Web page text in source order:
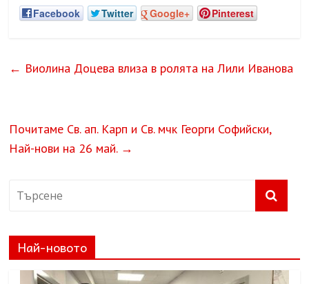
Facebook Twitter Google+ Pinterest
← Виолина Доцева влиза в ролята на Лили Иванова
Почитаме Св. ап. Карп и Св. мчк Георги Софийски,
Най-нови на 26 май. →
Най-новото